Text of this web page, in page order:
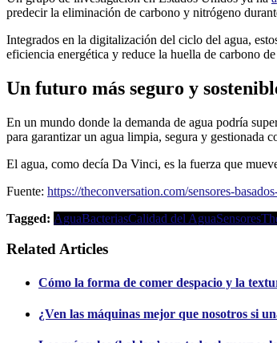
predecir la eliminación de carbono y nitrógeno
Integrados en la digitalización del ciclo del agua,
eficiencia energética y reduce la huella de carbono
Un futuro más seguro y
En un mundo donde la demanda de agua podría
para garantizar un agua limpia, segura y gestionada
El agua, como decía Da Vinci, es la fuerza que
Fuente: https://theconversation.com/sensores-
Tagged: AguaBacteriasCalidad del AguaSensores
Related Articles
Cómo la forma de comer despacio y la
¿Ven las máquinas mejor que nosotros si